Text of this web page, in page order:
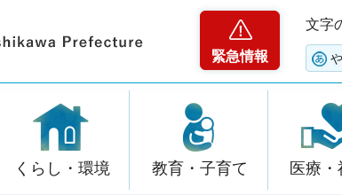
緊急情報
文字
くらし・環境 教育・子育て 医療・